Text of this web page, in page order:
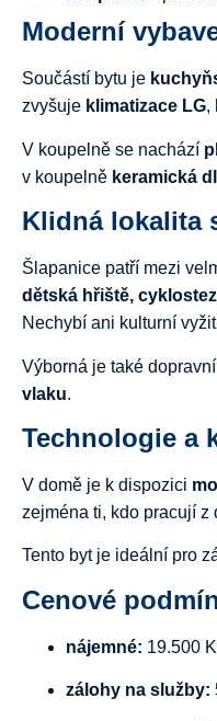
Moderní
Součástí bytu je
zvyšuje klimatizace LG,
V koupelně se nachází
v koupelně keramická
Klidná lokalita
Šlapanice patří mezi
dětská hřiště,
Nechybí ani kulturní
Výborná je také dopravní
vlaku.
Technologie a
V domě je k dispozici
zejména ti, kdo pracují z
Tento byt je ideální pro
Cenové
nájemné: 19.500
zálohy na služby: